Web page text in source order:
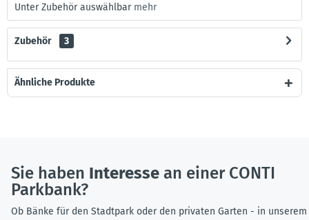
Unter Zubehör auswählbar mehr
Zubehör 3
Ähnliche Produkte
Sie haben Interesse an einer CONTI
Parkbank?
Ob Bänke für den Stadtpark oder den privaten Garten - in unserem